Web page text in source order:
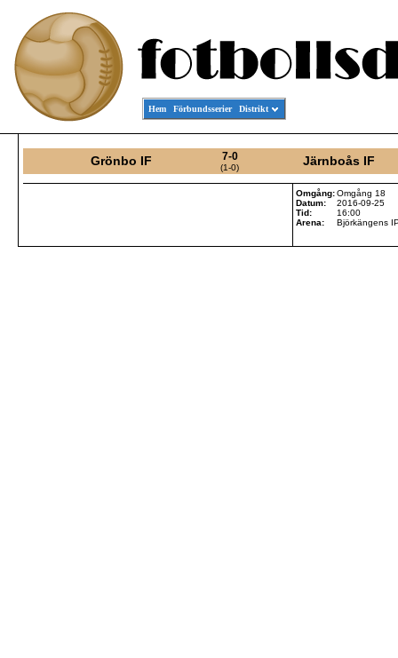
Hem Förbundsserier Distrikt
Grönbo IF 7-0
(1-0) Järnboås IF
Omgång:Omgång 18
Datum:
2016-09-25
Tid:
16:00
Arena:
Björkängens